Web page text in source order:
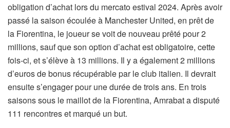
obligation d’achat lors du mercato estival 2024. Après avoir
passé la saison écoulée à Manchester United, en prêt de
la Fiorentina, le joueur se voit de nouveau prêté pour 2
millions, sauf que son option d’achat est obligatoire, cette
fois-ci, et s’élève à 13 millions. Il y a également 2 millions
d’euros de bonus récupérable par le club italien. Il devrait
ensuite s’engager pour une durée de trois ans. En trois
saisons sous le maillot de la Fiorentina, Amrabat a disputé
111 rencontres et marqué un but.